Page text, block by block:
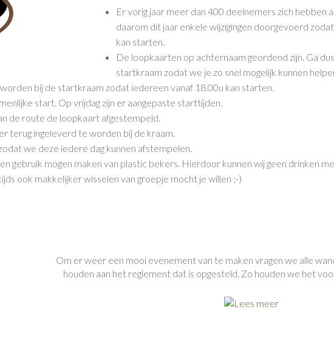
Er vorig jaar meer dan 400 deelnemers zich hebben
daarom dit jaar enkele wijzigingen doorgevoerd
kan starten.
De loopkaarten op achternaam geordend zijn. Ga
startkraam zodat we je zo snel mogelijk kunnen
bij de startkraam zodat iedereen vanaf 18.00u kan starten.
start. Op vrijdag zijn er aangepaste starttijden.
de route de loopkaart afgestempeld.
terug ingeleverd te worden bij de kraam.
we deze iedere dag kunnen afstempelen.
gebruik mogen maken van plastic bekers. Hierdoor kunnen wij geen drinken
ook makkelijker wisselen van groepje mocht je willen ;-)
Om er weer een mooi evenement van te maken vragen we alle
houden aan het reglement dat is opgesteld. Zo houden we het